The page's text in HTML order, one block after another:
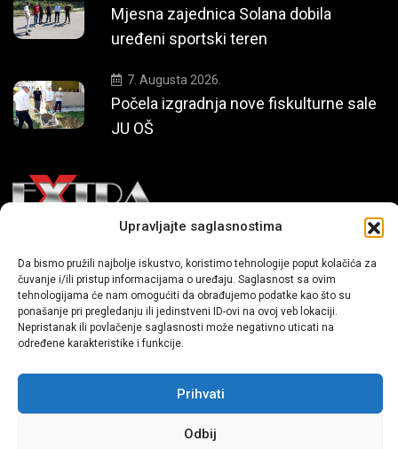
Upravljajte saglasnostima
Da bismo pružili najbolje iskustvo, koristimo tehnologije poput kolačića za
čuvanje i/ili pristup informacijama o uređaju. Saglasnost sa ovim
tehnologijama će nam omogućiti da obrađujemo podatke kao što su
ponašanje pri pregledanju ili jedinstveni ID-ovi na ovoj veb lokaciji.
Nepristanak ili povlačenje saglasnosti može negativno uticati na
određene karakteristike i funkcije.
Prihvati
Odbij
Mjesna zajednica Solana dobila
uređeni sportski teren
7. Augusta 2026.
Počela izgradnja nove fiskulturne sale
JU OŠ
priče iz života, svijeta showbiza, lifestyle-a i popularne kulture.